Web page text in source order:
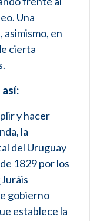
Una
en
cierta
y hacer
la
del Uruguay
1829 por los
gobierno
establece la